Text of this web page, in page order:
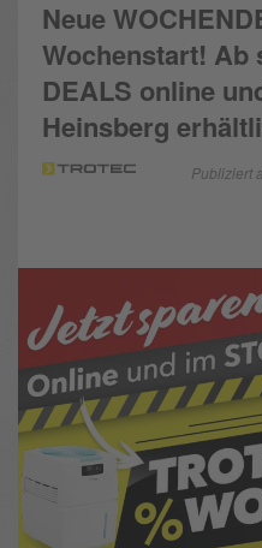
Neue
Wochenstart! Ab
DEALS online
Heinsberg
Publiziert